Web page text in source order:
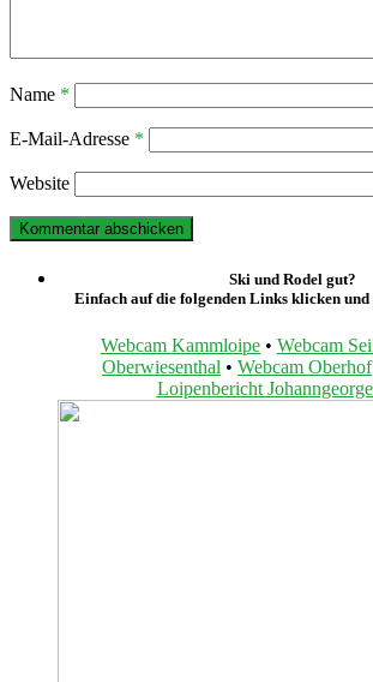
Name *
E-Mail-Adresse *
Website
Ski und Rodel gut?
Einfach auf die folgenden Links klicken
Webcam Kammloipe • Webcam
Oberwiesenthal • Webcam Oberhof
Loipenbericht